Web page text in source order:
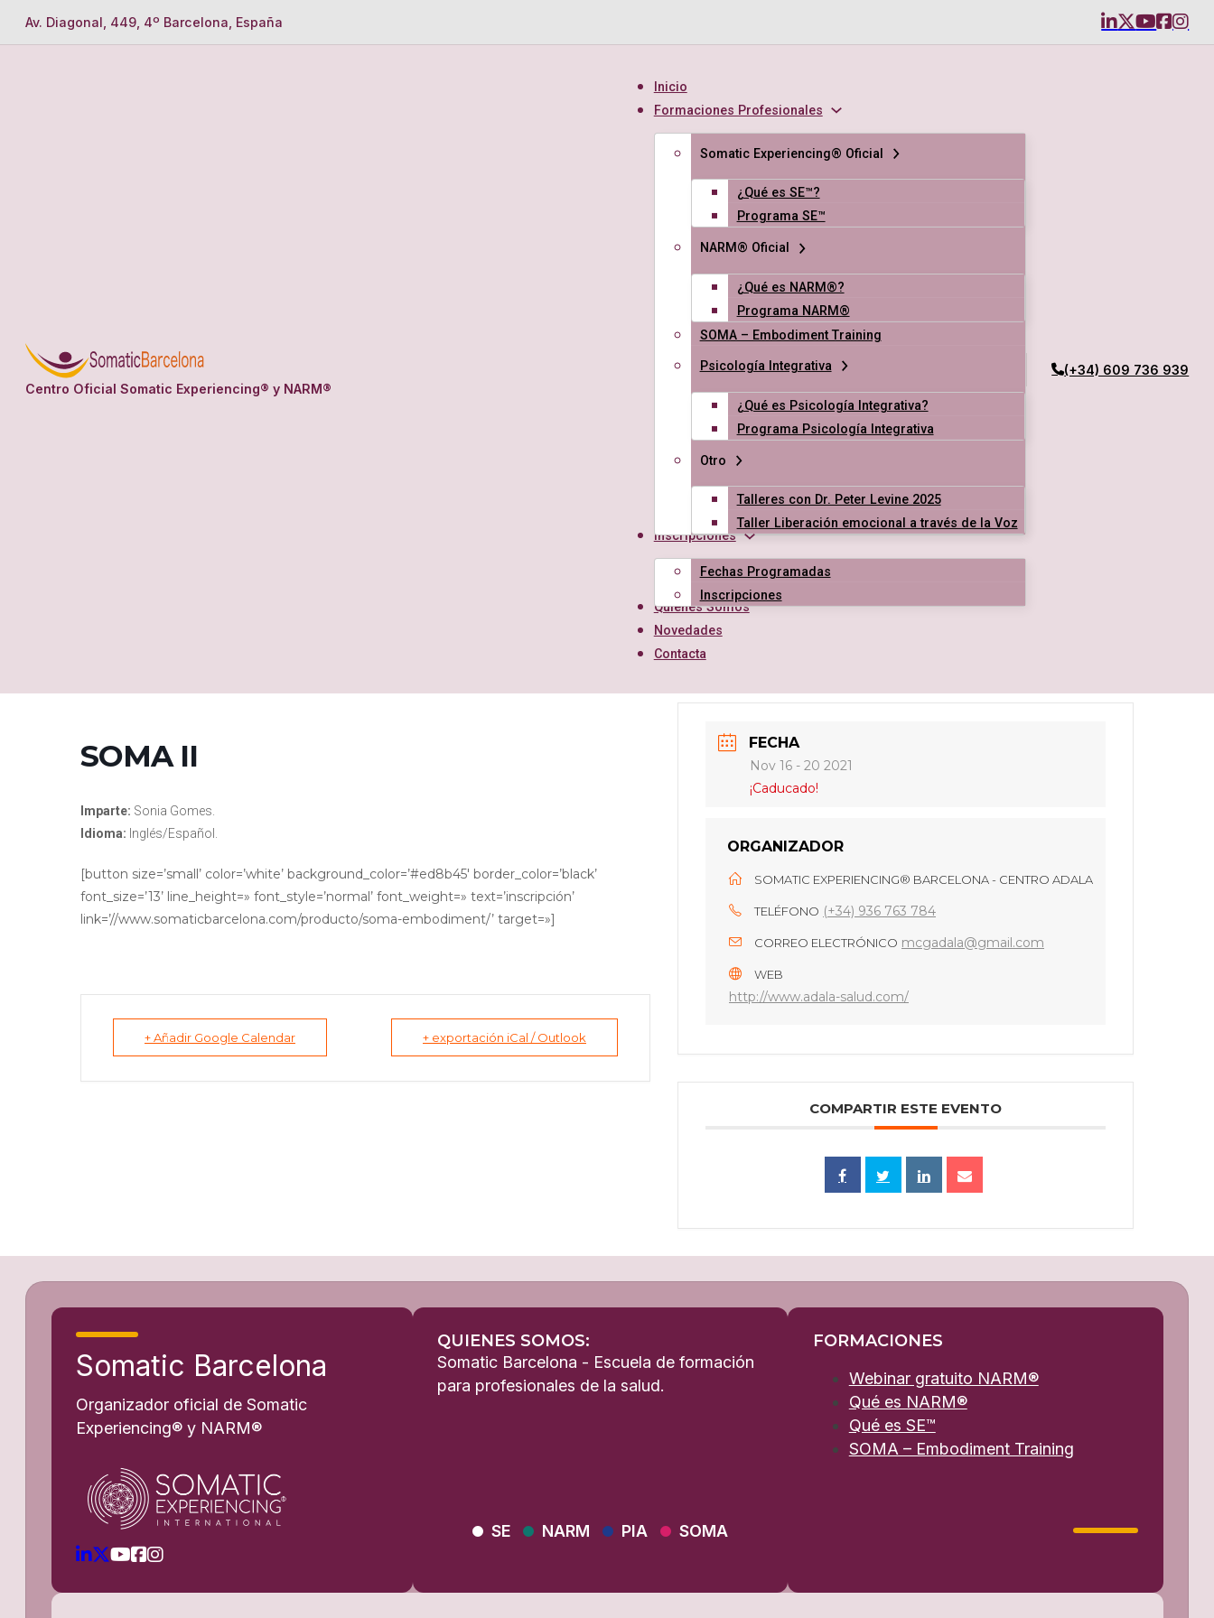
Av. Diagonal, 449, 4º Barcelona, España
Centro Oficial Somatic Experiencing® y NARM®
Inicio
Formaciones Profesionales
Somatic Experiencing® Oficial
¿Qué es SE™?
Programa SE™
NARM® Oficial
¿Qué es NARM®?
Programa NARM®
SOMA – Embodiment Training
Psicología Integrativa
¿Qué es Psicología Integrativa?
Programa Psicología Integrativa
Otro
Talleres con Dr. Peter Levine 2025
Taller Liberación emocional a través de la Voz
Inscripciones
Fechas Programadas
Inscripciones
Quiénes Somos
Novedades
Contacta
(+34) 609 736 939
SOMA II
Imparte: Sonia Gomes.
Idioma: Inglés/Español.
[button size=’small’ color=’white’ background_color=’#ed8b45′ border_color=’black’
font_size=’13’ line_height=» font_style=’normal’ font_weight=» text=’inscripción’
link=’//www.somaticbarcelona.com/producto/soma-embodiment/’ target=»]
+ Añadir Google Calendar + exportación iCal / Outlook
FECHA
Nov 16 - 20 2021
¡Caducado!
ORGANIZADOR
SOMATIC EXPERIENCING® BARCELONA - CENTRO ADALA
TELÉFONO (+34) 936 763 784
CORREO ELECTRÓNICO mcgadala@gmail.com
WEB
http://www.adala-salud.com/
COMPARTIR ESTE EVENTO
Somatic Barcelona
Organizador oficial de Somatic
Experiencing® y NARM®
QUIENES SOMOS:
Somatic Barcelona - Escuela de formación
para profesionales de la salud.
SE NARM PIA SOMA
FORMACIONES
Webinar gratuito NARM®
Qué es NARM®
Qué es SE™
SOMA – Embodiment Training